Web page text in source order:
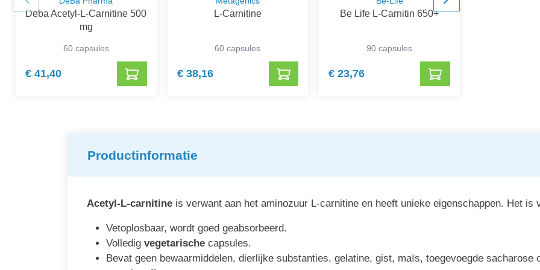
Deba Acetyl-L-Carnitine 500
mg
60 capsules
€ 41,40
L-Carnitine
60 capsules
€ 38,16
Be Life L-Carnitin 650+
90 capsules
€ 23,76
Productinformatie
Acetyl-L-carnitine is verwant aan het aminozuur L-carnitine en heeft unieke eigenschappen. Het is
Vetoplosbaar, wordt goed geabsorbeerd.
Volledig vegetarische capsules.
Bevat geen bewaarmiddelen, dierlijke substanties, gelatine, gist, maïs, toegevoegde sacharose